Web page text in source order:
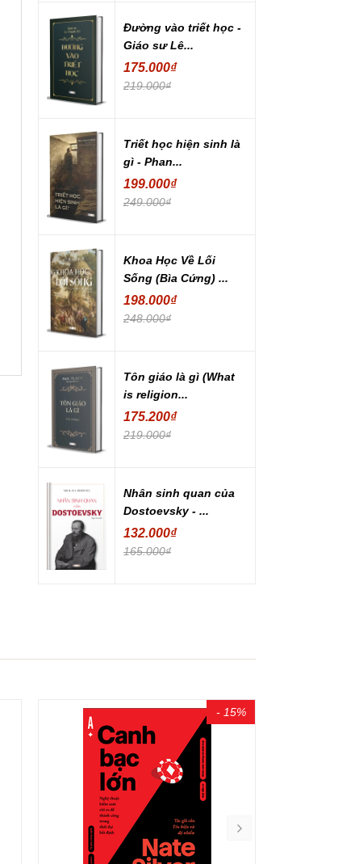
Đường vào triết học -
Giáo sư Lê...
175.000₫
219.000₫
Triết học hiện sinh là
gì - Phan...
199.000₫
249.000₫
Khoa Học Về Lối
Sống (Bìa Cứng) ...
198.000₫
248.000₫
Tôn giáo là gì (What
is religion...
175.200₫
219.000₫
Nhân sinh quan của
Dostoevsky - ...
132.000₫
165.000₫
- 15%